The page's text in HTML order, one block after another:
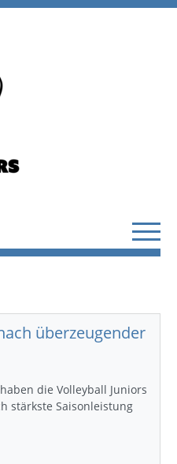
überzeugender
die Volleyball Juniors
stärkste Saisonleistung